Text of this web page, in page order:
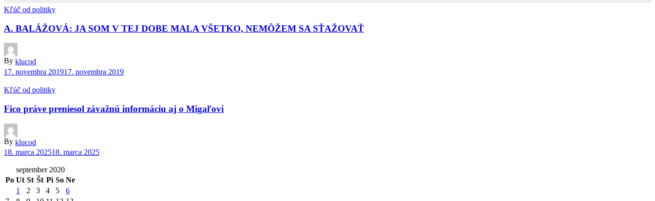
Kľúč od politiky
A. BALÁŽOVÁ: JA SOM V TEJ DOBE MALA VŠETKO, NEMÔŽEM SA SŤAŽOVAŤ
By klucod
17. novembra 201917. novembra 2019
Kľúč od politiky
Fico práve preniesol závažnú informáciu aj o Migaľovi
By klucod
18. marca 202518. marca 2025
september 2020
Po Ut St Št Pi So Ne
1
2 3 4 5
6